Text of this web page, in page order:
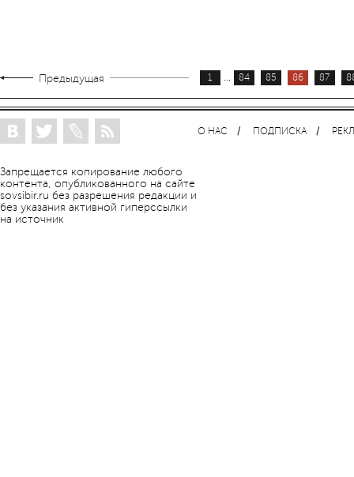
Предыдущая 1 ... 84 85 86 87
Запрещается копирование любого
контента, опубликованного на сайте
sovsibir.ru без разрешения редакции и
без указания активной гиперссылки
на источник
О НАС ПОДПИСКА